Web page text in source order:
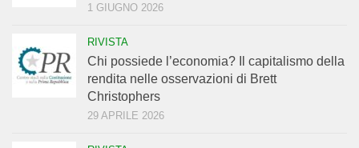
1 GIUGNO 2026
RIVISTA
Chi possiede l’economia? Il capitalismo della
rendita nelle osservazioni di Brett
Christophers
29 APRILE 2026